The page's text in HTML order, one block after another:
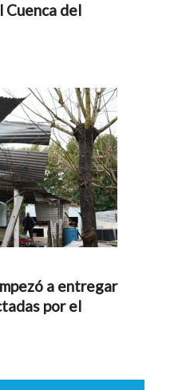
Cuenca del
a entregar
por el